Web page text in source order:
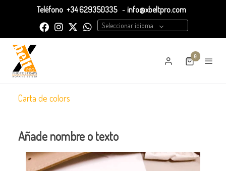
Teléfono +34 629350335 - info@xbeltpro.com
Seleccionar idioma
0
Carta de colors
Añade nombre o texto